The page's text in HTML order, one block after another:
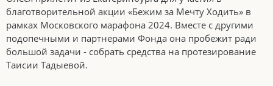
благотворительной акции «Бежим за Мечту Ходить» в
рамках Московского марафона 2024. Вместе с другими
подопечными и партнерами Фонда она пробежит ради
большой задачи - собрать средства на протезирование
Таисии Тадыевой.